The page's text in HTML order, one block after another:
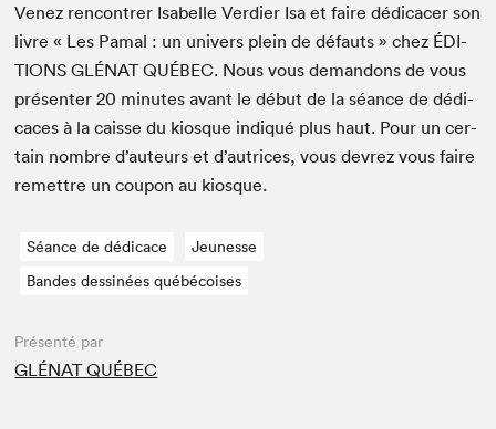
Venez ren­con­tr­er Isabelle Verdier Isa et faire dédi­cac­er son
livre « Les Pamal : un univers plein de défauts » chez ÉDI­
TIONS GLÉ­NAT QUÉBEC. Nous vous deman­dons de vous
présen­ter20 min­utes avant le début de la séance de dédi­
caces à la caisse du kiosque indiqué plus haut. Pour un cer­
tain nom­bre d’auteurs et d’autrices, vous devrez vous faire
remet­tre un coupon au kiosque.
Séance de dédicace
Jeunesse
Bandes dessinées québécoises
Présenté par
GLÉNAT QUÉBEC